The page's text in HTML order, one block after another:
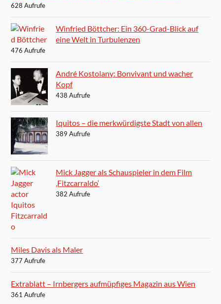
628 Aufrufe
Winfried Böttcher: Ein 360-Grad-Blick auf
eine Welt in Turbulenzen
476 Aufrufe
André Kostolany: Bonvivant und wacher
Kopf
438 Aufrufe
Iquitos – die merkwürdigste Stadt von allen
389 Aufrufe
Mick Jagger als Schauspieler in dem Film
‚Fitzcarraldo‘
382 Aufrufe
Miles Davis als Maler
377 Aufrufe
Extrablatt – Irnbergers aufmüpfiges Magazin aus Wien
361 Aufrufe